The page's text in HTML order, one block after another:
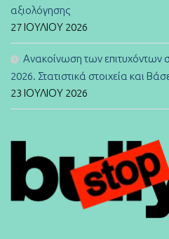
αξιολόγησης
27 ΙΟΥΛΊΟΥ 2026
Ανακοίνωση των επιτυχόντων
2026. Στατιστικά στοιχεία και
23 ΙΟΥΛΊΟΥ 2026